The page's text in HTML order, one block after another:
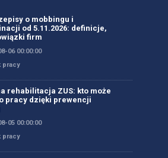
o mobbingu i
od 5.11.2026: definicje,
firm
06 00:00:00
pracy
rehabilitacja ZUS: kto może
pracy dzięki prewencji
05 00:00:00
pracy